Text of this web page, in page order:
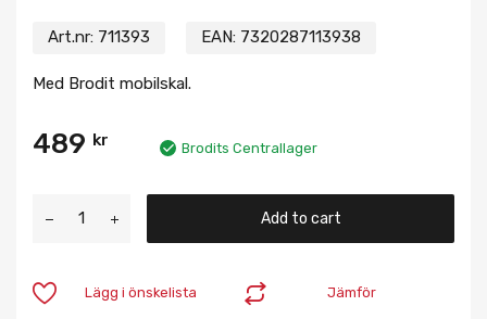
Art.nr: 711393 EAN: 7320287113938
Med Brodit mobilskal.
489 kr Brodits Centrallager
Add to cart
Jämför
Lägg i önskelista